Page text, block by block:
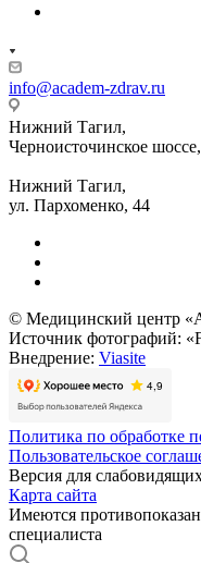
info@academ-zdrav.ru
Нижний Тагил,
Черноисточинское
Нижний Тагил,
ул. Пархоменко, 44
© Медицинский центр
Источник фотографий:
Внедрение: Viasite
Политика по обработке
Пользовательское
Версия для
Карта сайта
Имеются
специалиста